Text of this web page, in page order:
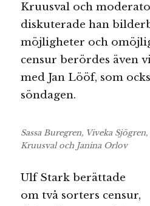
Kruusval och
diskuterade han
möjligheter och
censur berördes även
med Jan Lööf, som
söndagen.
Sassa Buregren, Viveka
Kruusval och Janina Orlov
Ulf Stark berättade
om två sorters censur,